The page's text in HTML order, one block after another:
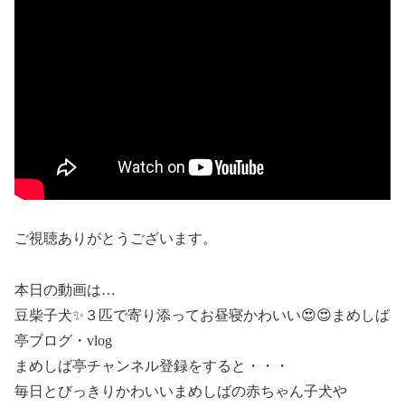
ご視聴ありがとうございます。
本日の動画は…
豆柴子犬✨３匹で寄り添ってお昼寝かわいい😍😍まめしば
亭ブログ・vlog
まめしば亭チャンネル登録をすると・・・
毎日とびっきりかわいいまめしばの赤ちゃん子犬や